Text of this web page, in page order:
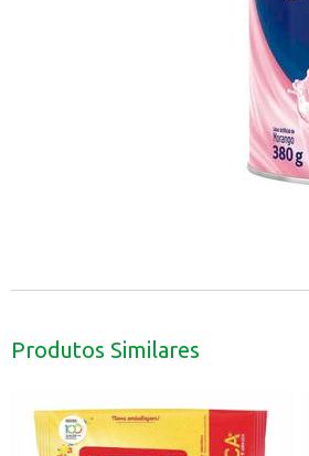
Produtos Similares